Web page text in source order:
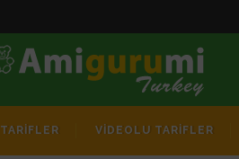
TARİFLER VİDEOLU TARİFLER